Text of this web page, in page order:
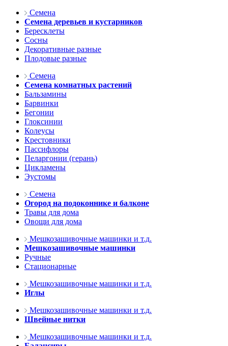
Семена
Семена деревьев и кустарников
Бересклеты
Сосны
Декоративные разные
Плодовые разные
Семена
Семена комнатных растений
Бальзамины
Барвинки
Бегонии
Глоксинии
Колеусы
Крестовники
Пассифлоры
Пеларгонии (герань)
Цикламены
Эустомы
Семена
Огород на подоконнике и балконе
Травы для дома
Овощи для дома
Мешкозашивочные машинки и т.д.
Мешкозашивочные машинки
Ручные
Стационарные
Мешкозашивочные машинки и т.д.
Иглы
Мешкозашивочные машинки и т.д.
Швейные нитки
Мешкозашивочные машинки и т.д.